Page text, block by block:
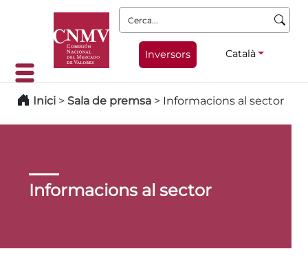
Cerca:
Inversors Català
Inici > Sala de premsa > Informacions al sector
Informacions al sector